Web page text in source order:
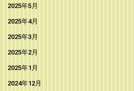
2025年5月
2025年4月
2025年3月
2025年2月
2025年1月
2024年12月